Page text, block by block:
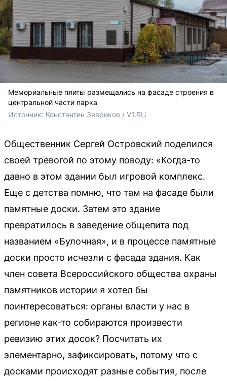
Мемориальные плиты размещались на фасаде строения в
центральной части парка
Источник: Константин Завриков / V1.RU
Общественник Сергей Островский поделился
своей тревогой по этому поводу: «Когда-то
давно в этом здании был игровой комплекс.
Еще с детства помню, что там на фасаде были
памятные доски. Затем это здание
превратилось в заведение общепита под
названием «Булочная», и в процессе памятные
доски просто исчезли с фасада здания. Как
член совета Всероссийского общества охраны
памятников истории я хотел бы
поинтересоваться: органы власти у нас в
регионе как-то собираются произвести
ревизию этих досок? Посчитать их
элементарно, зафиксировать, потому что с
досками происходят разные события, после